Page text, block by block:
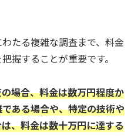
たる複雑な調査まで、料金
握することが重要です。
場合、料金は数万円程度か
ある場合や、特定の技術や
、料金は数十万円に達する